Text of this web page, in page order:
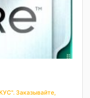
Заказывайте,